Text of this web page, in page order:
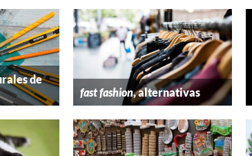
de
fast fashion, alternativas